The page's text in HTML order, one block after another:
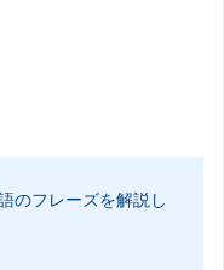
のフレーズを解説し